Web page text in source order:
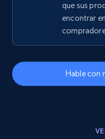
que sus
encontrar
Hable con